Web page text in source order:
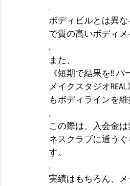
.
ボディビルとは異
で質の高いボディ
.
また、
《短期で結果を‼️
メイクスタジオ
もボディラインを
.
この際は、入会金
ネスクラブに通う
す。
.
実績はもちろん、